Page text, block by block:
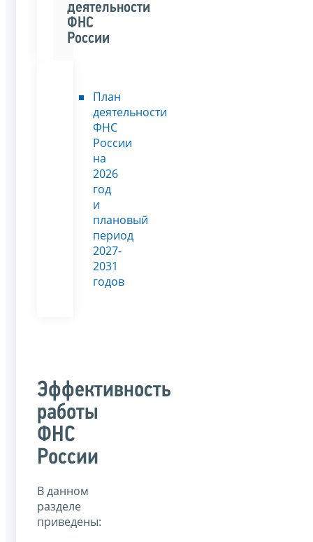
деятельности
ФНС
России
План
деятельности
ФНС
России
на
2026
год
и
плановый
период
2027-
2031
годов
Эффективность
работы
ФНС
России
В данном
разделе
приведены: